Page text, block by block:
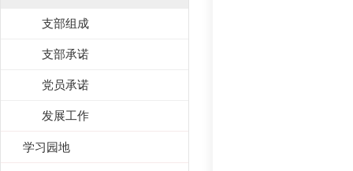
支部组成
支部承诺
党员承诺
发展工作
学习园地